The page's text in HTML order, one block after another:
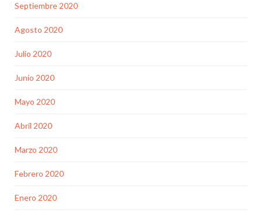
Septiembre 2020
Agosto 2020
Julio 2020
Junio 2020
Mayo 2020
Abril 2020
Marzo 2020
Febrero 2020
Enero 2020